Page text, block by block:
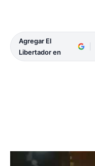
Agregar El
Libertador en